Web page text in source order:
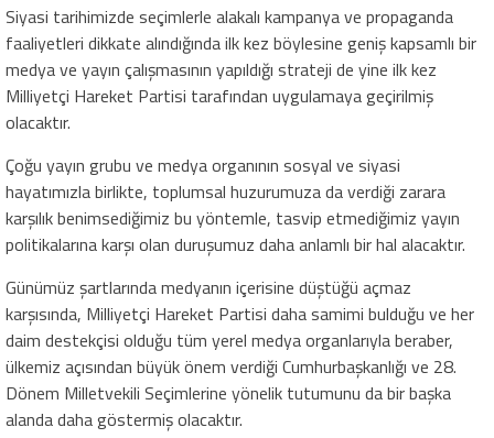
Siyasi tarihimizde seçimlerle alakalı kampanya ve propaganda
faaliyetleri dikkate alındığında ilk kez böylesine geniş kapsamlı bir
medya ve yayın çalışmasının yapıldığı strateji de yine ilk kez
Milliyetçi Hareket Partisi tarafından uygulamaya geçirilmiş
olacaktır.
Çoğu yayın grubu ve medya organının sosyal ve siyasi
hayatımızla birlikte, toplumsal huzurumuza da verdiği zarara
karşılık benimsediğimiz bu yöntemle, tasvip etmediğimiz yayın
politikalarına karşı olan duruşumuz daha anlamlı bir hal alacaktır.
Günümüz şartlarında medyanın içerisine düştüğü açmaz
karşısında, Milliyetçi Hareket Partisi daha samimi bulduğu ve her
daim destekçisi olduğu tüm yerel medya organlarıyla beraber,
ülkemiz açısından büyük önem verdiği Cumhurbaşkanlığı ve 28.
Dönem Milletvekili Seçimlerine yönelik tutumunu da bir başka
alanda daha göstermiş olacaktır.